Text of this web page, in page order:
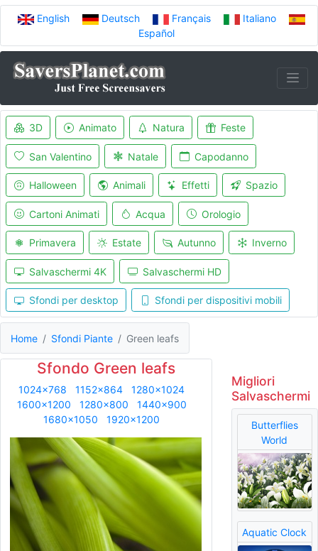
English Deutsch Français
Italiano
Español
3D Animato Natura Feste
San Valentino Natale Capodanno
Halloween Animali Effetti Spazio
Cartoni Animati Acqua Orologio
Primavera Estate Autunno Inverno
Salvaschermi 4K Salvaschermi HD
Sfondi per desktop Sfondi per dispositivi mobili
Home Sfondi Piante Green leafs
Sfondo Green leafs
1024x768 1152x864
1280x1024
1600x1200
1280x800
1440x900
1680x1050
1920x1200
Migliori
Salvaschermi
Butterflies
World
Aquatic Clock